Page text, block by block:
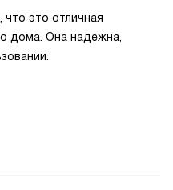
что это отличная
дома. Она надежна,